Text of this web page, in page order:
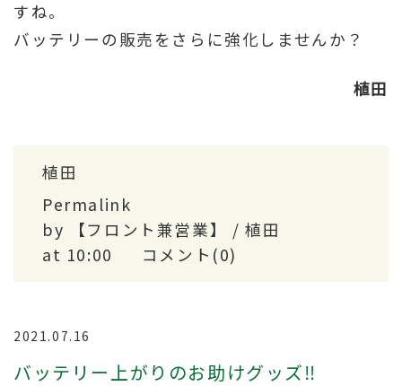
すね。
バッテリーの販売をさらに強化しませんか？
植田
植田
Permalink
by 【フロント兼営業】 / 植田
at 10:00
コメント(0)
2021.07.16
バッテリー上がりのお助けグッズ‼